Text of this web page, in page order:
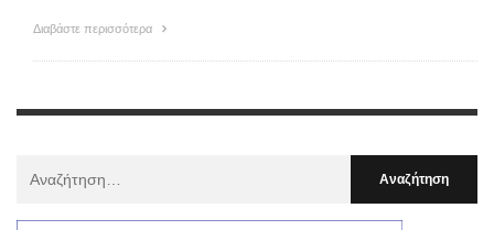
Διαβάστε περισσότερα
: